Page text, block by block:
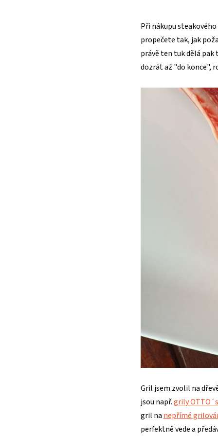
Při nákupu
propečete tak, jak
právě ten tuk dělá pak
dozrát až "do konce",
Gril jsem zvolil na
jsou např.grily OTTO´s
gril na nepřímé
perfektně vede a